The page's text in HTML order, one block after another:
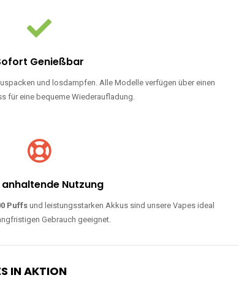
Genießbar
und losdampfen. Alle Modelle verfügen über einen
für eine bequeme Wiederaufladung.
anhaltende Nutzung
Puffs und leistungsstarken Akkus sind unsere Vapes ideal
Gebrauch geeignet.
IN AKTION